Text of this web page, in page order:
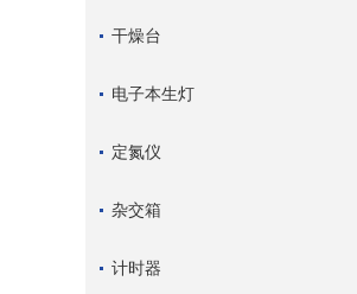
干燥台
电子本生灯
定氮仪
杂交箱
计时器